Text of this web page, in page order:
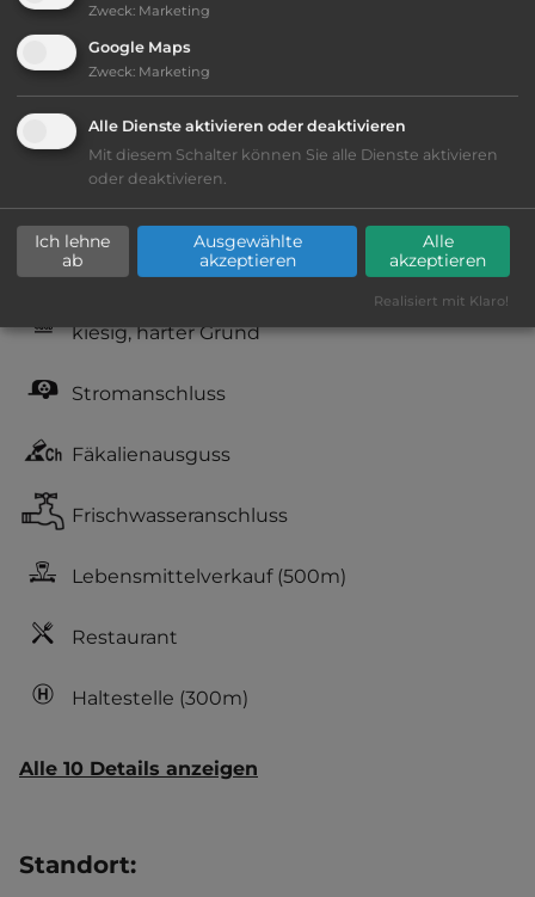
Ausstattung:
bis 15,- Euro
Geräuschkulisse: erträgliche
Lärmbelästigung
kiesig, harter Grund
Stromanschluss
Fäkalienausguss
Frischwasseranschluss
Lebensmittelverkauf(500m)
Restaurant
Haltestelle (300m)
Alle 10 Details anzeigen
Standort:
Zweck: Marketing
Google Maps
Zweck: Marketing
Alle Dienste aktivieren oder deaktivieren
Mit diesem Schalter können Sie alle Dienste aktivieren
oder deaktivieren.
Ich lehne
ab
Ausgewählte
akzeptieren
Alle
akzeptieren
Realisiert mit Klaro!